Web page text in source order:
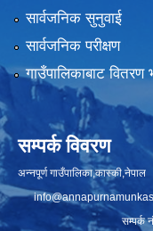
सार्वजनिक सुनुवाई
सार्वजनिक परीक्षण
गाउँपालिकाबाट
सम्पर्क विवरण
अन्नपूर्ण
सम्पर्क नं:०६१-